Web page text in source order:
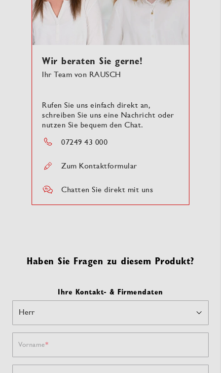
Wir beraten Sie gerne!
Ihr Team von RAUSCH
Rufen Sie uns einfach direkt an,
schreiben Sie uns eine Nachricht oder
nutzen Sie bequem den Chat.
07249 43 000
Zum Kontaktformular
Chatten Sie direkt mit uns
Haben Sie Fragen zu diesem Produkt?
Ihre Kontakt- & Firmendaten
Vorname